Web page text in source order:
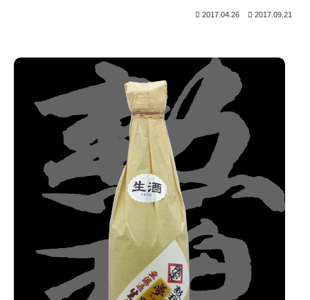
2017.04.26 2017.09.21